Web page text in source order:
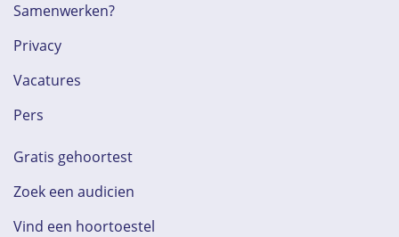
Samenwerken?
Privacy
Vacatures
Pers
Gratis gehoortest
Zoek een audicien
Vind een hoortoestel